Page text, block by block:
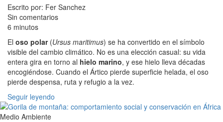
Escrito por: Fer Sanchez
Sin comentarios
6 minutos
El oso polar(Ursus maritimus) se ha convertido en el símbolo
visible del cambio climático. No es una elección casual: su vida
entera gira en torno al hielo marino, y ese hielo lleva décadas
encogiéndose. Cuando el Ártico pierde superficie helada, el oso
pierde despensa, ruta y refugio a la vez.
Seguir leyendo
Medio Ambiente